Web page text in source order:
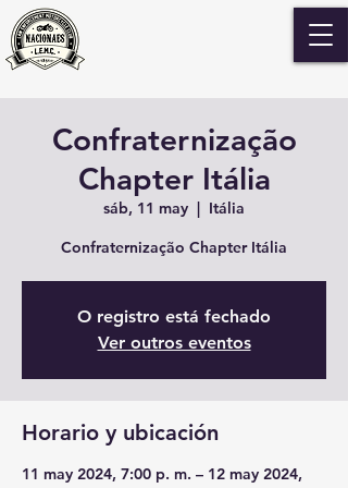
Confraternização
Chapter Itália
sáb, 11 may
  |
Itália
Confraternização Chapter Itália
O registro está fechado
Ver outros eventos
Horario y ubicación
11 may 2024, 7:00 p. m. – 12 may 2024,